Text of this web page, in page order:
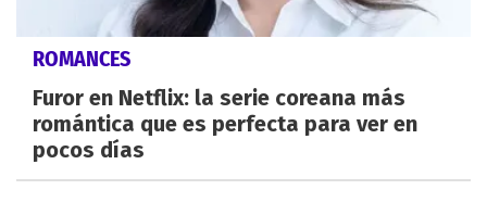
ROMANCES
Furor en Netflix: la serie coreana más
romántica que es perfecta para ver en
pocos días